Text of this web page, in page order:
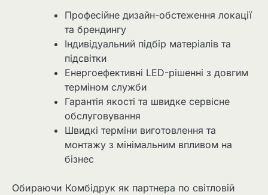
Професійне дизайн-обстеження локації
та брендингу
Індивідуальний підбір матеріалів та
підсвітки
Енергоефективні LED-рішенні з довгим
терміном служби
Гарантія якості та швидке сервісне
обслуговування
Швидкі терміни виготовлення та
монтажу з мінімальним впливом на
бізнес
Обираючи Комбідрук як партнера по світловій